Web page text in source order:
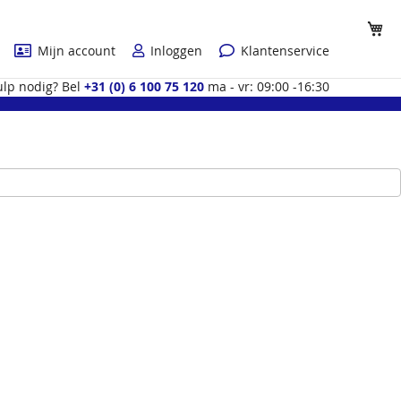
Mijn account
Inloggen Klantenservice
nodig? Bel +31 (0) 6 100 75 120 ma - vr: 09:00 -16:30